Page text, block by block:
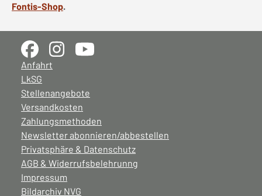
Fontis-Shop.
Anfahrt
LkSG
Stellenangebote
Versandkosten
Zahlungsmethoden
Newsletter abonnieren/abbestellen
Privatsphäre & Datenschutz
AGB & Widerrufsbelehrunng
Impressum
Bildarchiv NVG